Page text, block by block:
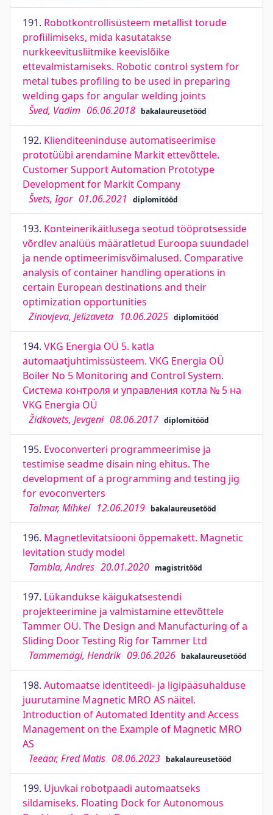
191. Robotkontrollisüsteem metallist torude
profiilimiseks, mida kasutatakse
nurkkeevitusliitmike keevislõike
ettevalmistamiseks. Robotic control system for
metal tubes profiling to be used in preparing
welding gaps for angular welding joints
Šved, Vadim 06.06.2018 bakalaureusetööd
192. Klienditeeninduse automatiseerimise
prototüübi arendamine Markit ettevõttele.
Customer Support Automation Prototype
Development for Markit Company
Švets, Igor 01.06.2021 diplomitööd
193. Konteinerikäitlusega seotud tööprotsesside
võrdlev analüüs määratletud Euroopa suundadel
ja nende optimeerimisvõimalused. Comparative
analysis of container handling operations in
certain European destinations and their
optimization opportunities
Zinovjeva, Jelizaveta 10.06.2025 diplomitööd
194. VKG Energia OÜ 5. katla
automaatjuhtimissüsteem. VKG Energia OÜ
Boiler No 5 Monitoring and Control System.
Система контроля и управления котла № 5 на
VKG Energia OÜ
Židkovets, Jevgeni 08.06.2017 diplomitööd
195. Evoconverteri programmeerimise ja
testimise seadme disain ning ehitus. The
development of a programming and testing jig
for evoconverters
Talmar, Mihkel 12.06.2019 bakalaureusetööd
196. Magnetlevitatsiooni õppemakett. Magnetic
levitation study model
Tambla, Andres 20.01.2020 magistritööd
197. Lükandukse käigukatsestendi
projekteerimine ja valmistamine ettevõttele
Tammer OÜ. The Design and Manufacturing of a
Sliding Door Testing Rig for Tammer Ltd
Tammemägi, Hendrik 09.06.2026 bakalaureusetööd
198. Automaatse identiteedi- ja ligipääsuhalduse
juurutamine Magnetic MRO AS näitel.
Introduction of Automated Identity and Access
Management on the Example of Magnetic MRO
AS
Teeäär, Fred Matis 08.06.2023 bakalaureusetööd
199. Ujuvkai robotpaadi automaatseks
sildamiseks. Floating Dock for Autonomous